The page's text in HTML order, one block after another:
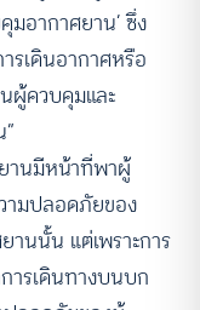
มอากาศยาน’ ซึ่ง
รเดินอากาศหรือ
ผู้ควบคุมและ
านมีหน้าที่พาผู้
ามปลอดภัยของ
นนั้น แต่เพราะการ
ารเดินทางบนบก